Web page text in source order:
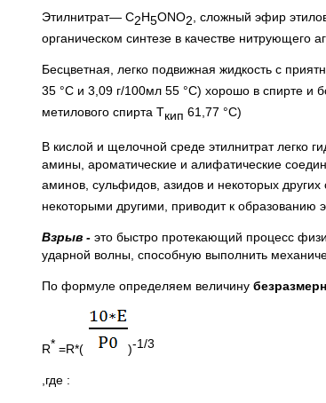
Этилнитрат— C2H5ONO2, сложный эфир
органическом синтезе в качестве нитрующего
Бесцветная, легко подвижная жидкость с
35 °C и 3,09 г/100мл 55 °C) хорошо в спирте и
метилового спирта Ткип 61,77 °C)
В кислой и щелочной среде этилнитрат легко
амины, ароматические и алифатические
аминов, сульфидов, азидов и некоторых
некоторыми другими, приводит к образованию
Взрыв - это быстро протекающий процесс
ударной волны, способную выполнить
По формуле определяем величину
R* =R*( )-1/3
,где :